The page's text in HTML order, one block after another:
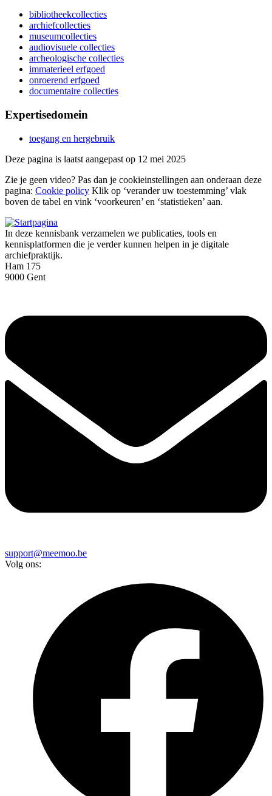
bibliotheekcollecties
archiefcollecties
museumcollecties
audiovisuele collecties
archeologische collecties
immaterieel erfgoed
onroerend erfgoed
documentaire collecties
Expertisedomein
toegang en hergebruik
Deze pagina is laatst aangepast op 12 mei 2025
Zie je geen video? Pas dan je cookieinstellingen aan onderaan deze
pagina: Cookie policy Klik op ‘verander uw toestemming’ vlak
boven de tabel en vink ‘voorkeuren’ en ‘statistieken’ aan.
In deze kennisbank verzamelen we publicaties, tools en
kennisplatformen die je verder kunnen helpen in je digitale
archiefpraktijk.
Ham 175
9000 Gent
support@meemoo.be
Volg ons: